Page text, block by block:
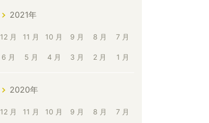
2021年
12 月 11 月 10 月 9 月 8 月 7 月
6 月 5 月 4 月 3 月 2 月 1 月
2020年
12 月 11 月 10 月 9 月 8 月 7 月